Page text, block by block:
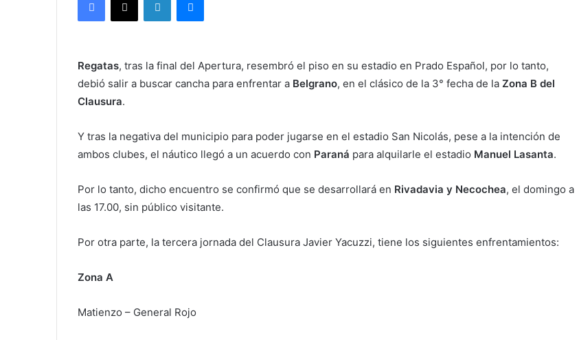
Regatas, tras la final del Apertura, resembró el piso en su estadio en Prado Español, por lo tanto,
debió salir a buscar cancha para enfrentar a Belgrano, en el clásico de la 3° fecha de laZona B del
Clausura.
Y tras la negativa del municipio para poder jugarse en el estadio San Nicolás, pese a la intención de
ambos clubes, el náutico llegó a un acuerdo con Paraná para alquilarle el estadio Manuel Lasanta.
Por lo tanto, dicho encuentro se confirmó que se desarrollará en Rivadavia y Necochea, el domingo a
las 17.00, sin público visitante.
Por otra parte, la tercera jornada del Clausura Javier Yacuzzi, tiene los siguientes enfrentamientos:
Zona A
Matienzo – General Rojo